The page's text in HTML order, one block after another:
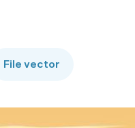
File vector